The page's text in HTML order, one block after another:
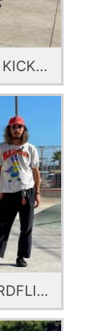
『ハウツースケートボウ道』 F/S KICKFLIP with Ryota Abe
『ハウツースケートボウ道』 HARDFLIP with Yudai Hoshino